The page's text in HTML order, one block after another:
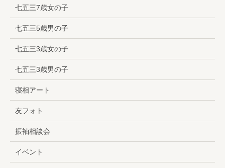
七五三7歳女の子
七五三5歳男の子
七五三3歳女の子
七五三3歳男の子
寝相アート
友フォト
振袖相談会
イベント